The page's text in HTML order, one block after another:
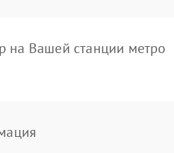
на Вашей станции метро